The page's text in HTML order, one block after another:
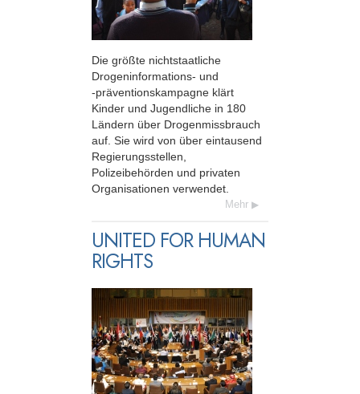
Die größte nichtstaatliche
Drogeninformations- und
-präventionskampagne klärt
Kinder und Jugendliche in 180
Ländern über Drogenmissbrauch
auf. Sie wird von über eintausend
Regierungsstellen,
Polizeibehörden und privaten
Organisationen verwendet.
Mehr
UNITED FOR HUMAN
RIGHTS